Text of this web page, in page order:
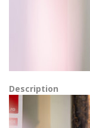
Description